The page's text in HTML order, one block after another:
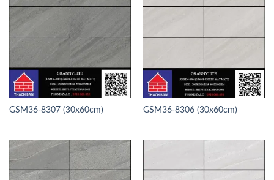
GSM36-8307 (30x60cm) GSM36-8306 (30x60cm)